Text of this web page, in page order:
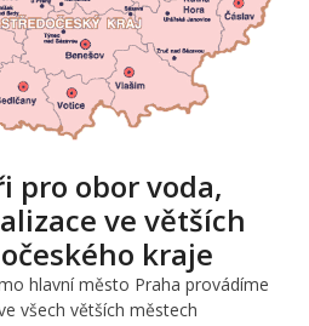
pro obor voda,
ve větších
kraje
hlavní město Praha provádíme
všech větších městech